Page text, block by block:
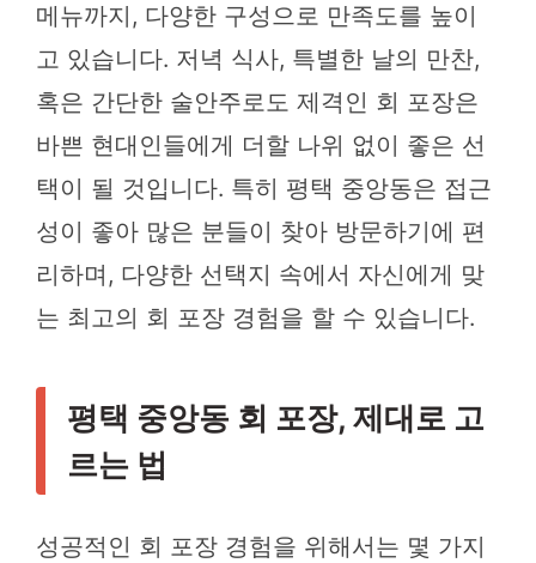
메뉴까지, 다양한 구성으로 만족도를 높이
고 있습니다. 저녁 식사, 특별한 날의 만찬,
혹은 간단한 술안주로도 제격인 회 포장은
바쁜 현대인들에게 더할 나위 없이 좋은 선
택이 될 것입니다. 특히 평택 중앙동은 접근
성이 좋아 많은 분들이 찾아 방문하기에 편
리하며, 다양한 선택지 속에서 자신에게 맞
는 최고의 회 포장 경험을 할 수 있습니다.
평택 중앙동 회 포장, 제대로 고
르는 법
성공적인 회 포장 경험을 위해서는 몇 가지